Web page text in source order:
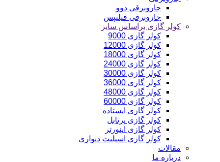
جاروبرقی دوو
جاروبرقی فیلیپس
کولر گازی براساس سایز
کولر گازی 9000
کولر گازی 12000
کولر گازی 18000
کولر گازی 24000
کولر گازی 30000
کولر گازی 36000
کولر گازی 48000
کولر گازی 60000
کولر گازی ایستاده
کولر گازی پرتابل
کولر گازی اینورتر
کولر گازی اسپلیت دیواری
مقالات
درباره ما